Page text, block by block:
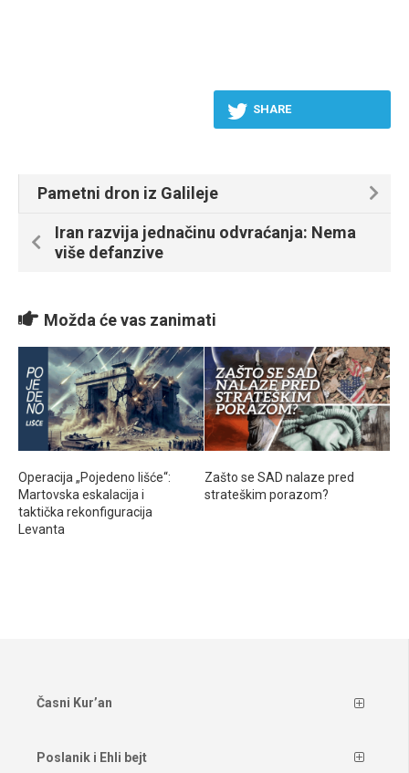
SHARE
Pametni dron iz Galileje
Iran razvija jednačinu odvraćanja: Nema
više defanzive
Možda će vas zanimati
Operacija „Pojedeno lišće“:
Martovska eskalacija i
taktička rekonfiguracija
Levanta
Zašto se SAD nalaze pred
strateškim porazom?
Časni Kur’an
Poslanik i Ehli bejt